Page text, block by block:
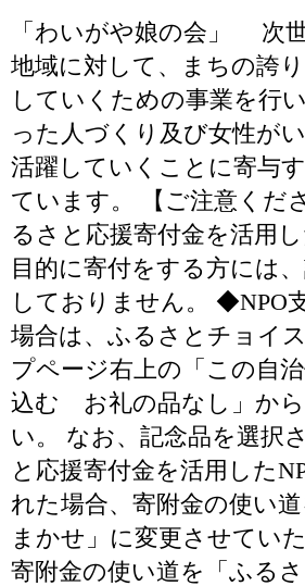
「わいがや娘の会」 次
地域に対して、まちの誇
していくための事業を行
った人づくり及び女性が
活躍していくことに寄与
ています。 【ご注意くだ
るさと応援寄付金を活用
目的に寄付をする方には
しておりません。 ◆NPO
場合は、ふるさとチョイ
プページ右上の「この自
込む お礼の品なし」から
い。 なお、記念品を選択
と応援寄付金を活用した
れた場合、寄附金の使い
まかせ」に変更させてい
寄附金の使い道を「ふる